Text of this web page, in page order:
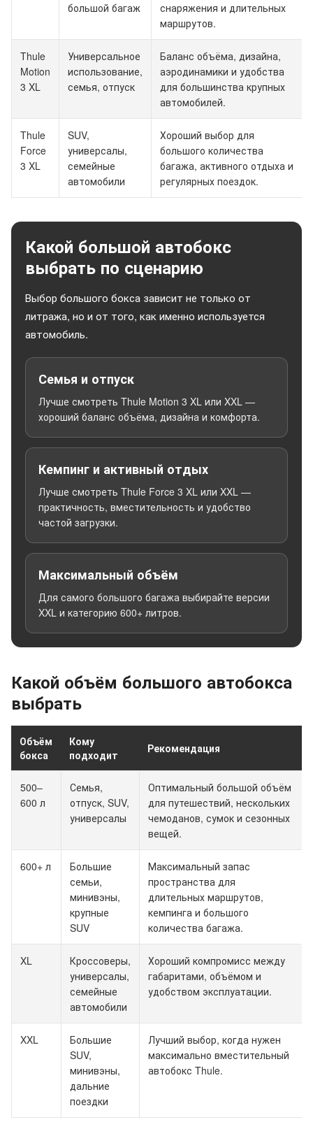
большой багаж
снаряжения и длительных
маршрутов.
Thule
Motion
3 XL
Универсальное
использование,
семья, отпуск
Баланс объёма, дизайна,
аэродинамики и удобства
для большинства крупных
автомобилей.
Thule
Force
3 XL
SUV,
универсалы,
семейные
автомобили
Хороший выбор для
большого количества
багажа, активного отдыха и
регулярных поездок.
Какой большой автобокс
выбрать по сценарию
Выбор большого бокса зависит не только от
литража, но и от того, как именно используется
автомобиль.
Семья и отпуск
Лучше смотреть Thule Motion 3 XL или XXL —
хороший баланс объёма, дизайна и комфорта.
Кемпинг и активный отдых
Лучше смотреть Thule Force 3 XL или XXL —
практичность, вместительность и удобство
частой загрузки.
Максимальный объём
Для самого большого багажа выбирайте версии
XXL и категорию 600+ литров.
Какой объём большого автобокса
выбрать
Объём
бокса
Кому
подходит
Рекомендация
500–
600 л
Семья,
отпуск, SUV,
универсалы
Оптимальный большой объём
для путешествий, нескольких
чемоданов, сумок и сезонных
вещей.
600+ л
Большие
семьи,
минивэны,
крупные
SUV
Максимальный запас
пространства для
длительных маршрутов,
кемпинга и большого
количества багажа.
XL
Кроссоверы,
универсалы,
семейные
автомобили
Хороший компромисс между
габаритами, объёмом и
удобством эксплуатации.
XXL
Большие
SUV,
минивэны,
дальние
поездки
Лучший выбор, когда нужен
максимально вместительный
автобокс Thule.